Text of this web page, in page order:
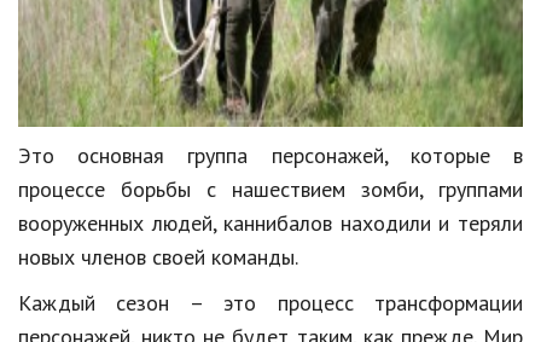
Это основная группа персонажей, которые в
процессе борьбы с нашествием зомби, группами
вооруженных людей, каннибалов находили и теряли
новых членов своей команды.
Каждый сезон – это процесс трансформации
персонажей, никто не будет таким, как прежде. Мир